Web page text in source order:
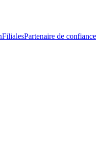
FilialesPartenaire de confiance